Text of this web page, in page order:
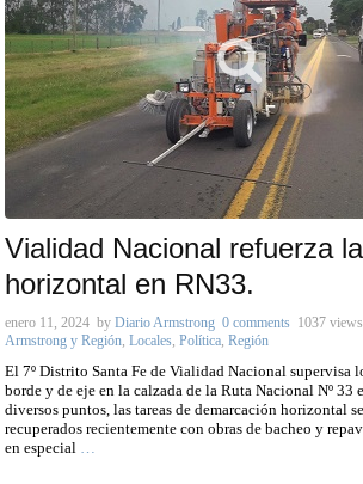
Vialidad Nacional refuerza
horizontal en RN33.
enero 11, 2024 by Diario Armstrong 0 comments 1037 views
Armstrong y Región Locales Política Región
El 7º Distrito Santa Fe de Vialidad Nacional supervisa
borde y de eje en la calzada de la Ruta Nacional Nº 33
diversos puntos, las tareas de demarcación horizontal
recuperados recientemente con obras de bacheo y
en especial